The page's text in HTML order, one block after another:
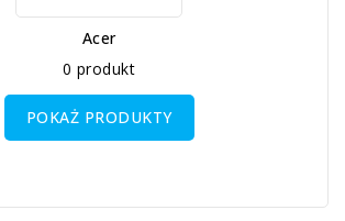
Acer
0 produkt
POKAŻ PRODUKTY